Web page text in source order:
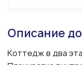
Описание
Коттедж в два